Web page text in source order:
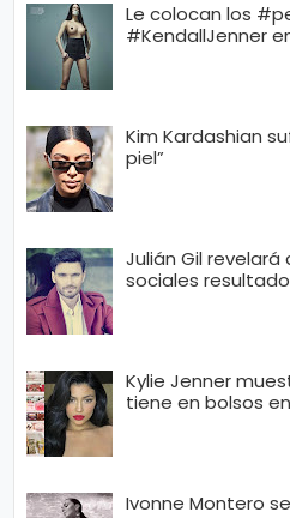
Le colocan los
#KendallJenner
Kim Kardashian
piel”
Julián Gil
sociales resultado
Kylie Jenner
tiene en bolsos
Ivonne Montero